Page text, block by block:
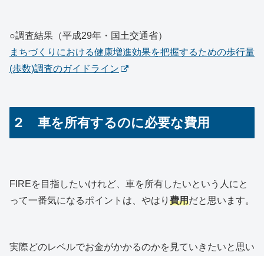
○調査結果（平成29年・国土交通省）
まちづくりにおける健康増進効果を把握するための歩行量
(歩数)調査のガイドライン
２ 車を所有するのに必要な費用
FIREを目指したいけれど、車を所有したいという人にと
って一番気になるポイントは、やはり 費用だと思います。
実際どのレベルでお金がかかるのかを見ていきたいと思い